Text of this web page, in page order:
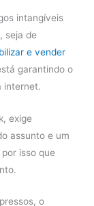
intangíveis
seja de
e vender
garantindo o
internet.
exige
assunto e um
por isso que
o